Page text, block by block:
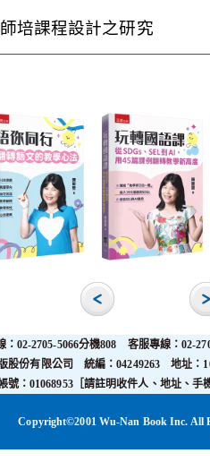
培課程設計之研究
：02-2705-5066分機808 客服專線：02-
股份有限公司 統編：04249263 地址：
號：01068953［請註明收件人、地址、手
Copyright©2001 Wu-Nan Book Inc. All